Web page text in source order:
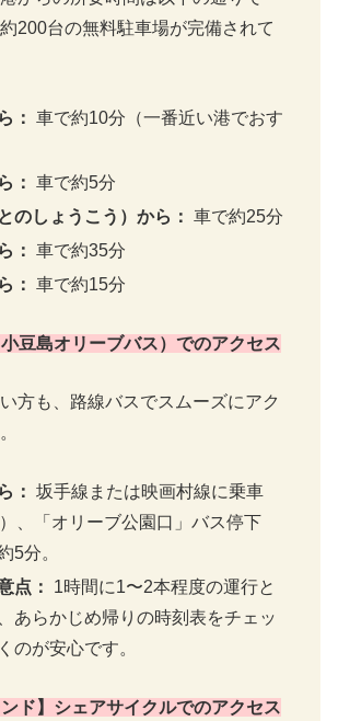
200台の無料駐車場が完備されて
： 車で約10分（一番近い港でおす
： 車で約5分
のしょうこう）から： 車で約25分
： 車で約35分
： 車で約15分
豆島オリーブバス）でのアクセス
方も、路線バスでスムーズにアク
： 坂手線または映画村線に乗車
）、「オリーブ公園口」バス停下
5分。
点：
1時間に1〜2本程度の運行と
あらかじめ帰りの時刻表をチェッ
のが安心です。
ド】シェアサイクルでのアクセス